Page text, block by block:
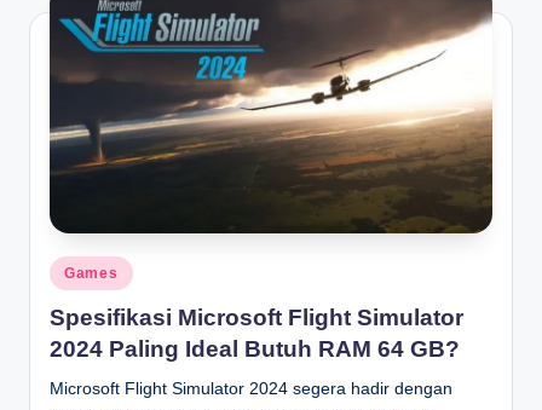
Posted
in
Games
Spesifikasi Microsoft Flight Simulator
2024 Paling Ideal Butuh RAM 64 GB?
Microsoft Flight Simulator 2024 segera hadir dengan